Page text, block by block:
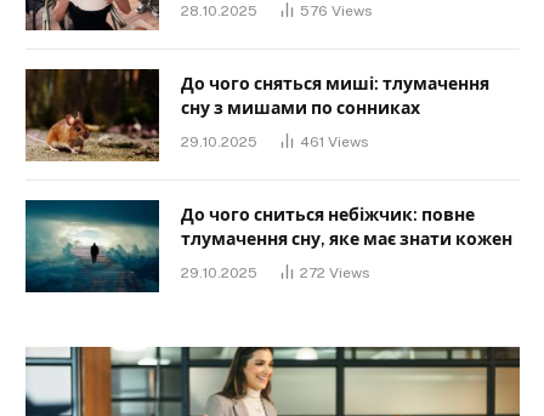
28.10.2025 576 Views
До чого сняться миші: тлумачення
сну з мишами по сонниках
29.10.2025 461 Views
До чого сниться небіжчик: повне
тлумачення сну, яке має знати кожен
29.10.2025 272 Views